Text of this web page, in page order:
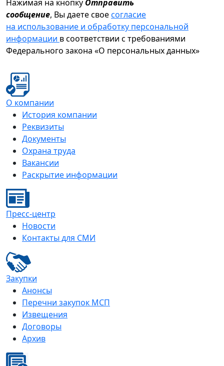
Нажимая на кнопку Отправить
сообщение, Вы даете своесогласие
на использование и обработку персональной
информации в соответствии с требованиями
Федерального закона «О персональных данных»
О компании
История компании
Реквизиты
Документы
Охрана труда
Вакансии
Раскрытие информации
Пресс-центр
Новости
Контакты для СМИ
Закупки
Анонсы
Перечни закупок МСП
Извещения
Договоры
Архив